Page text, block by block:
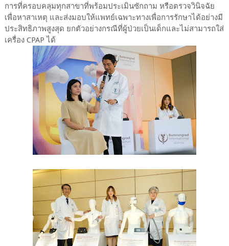
การที่ครอบคลุมทุกสาขาที่พร้อมประเมินซักถาม หรือตรวจวินิจฉัย
เพื่อหาสาเหตุ และส่งมอบให้แพทย์เฉพาะทางเพื่อการรักษาได้อย่างมี
ประสิทธิภาพสูงสุด ยกตัวอย่างกรณีที่ผู้ป่วยเป็นเด็กและไม่สามารถใส่
เครื่อง CPAP ได้